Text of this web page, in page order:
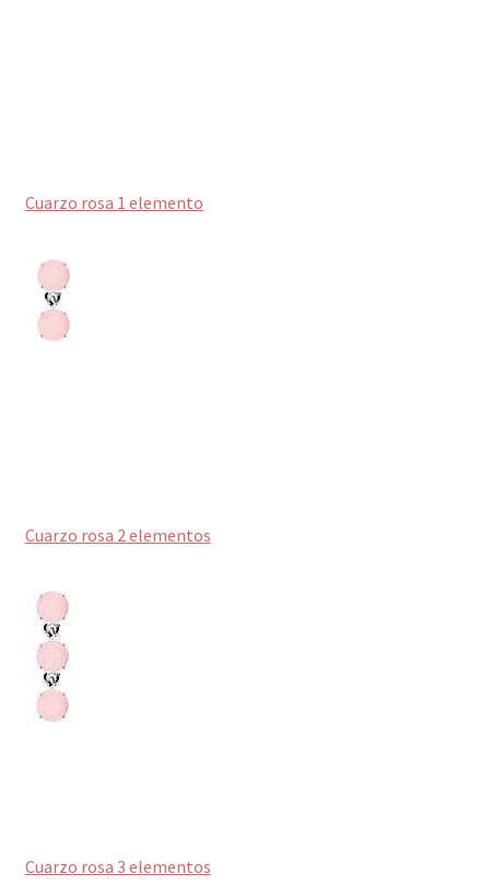
Cuarzo rosa 1 elemento
Cuarzo rosa 2 elementos
Cuarzo rosa 3 elementos